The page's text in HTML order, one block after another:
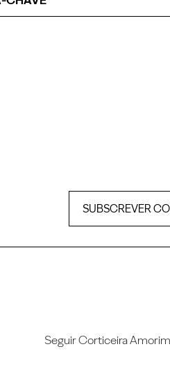
SUBSCREVER
Seguir Corticeira Amorim